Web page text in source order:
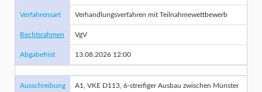
Verfahrensart Verhandlungsverfahren mit Teilnahmewettbewerb
Rechtsrahmen VgV
Abgabefrist 13.08.2026 12:00
Ausschreibung
A1, VKE D113, 6-streifiger Ausbau zwischen Münster